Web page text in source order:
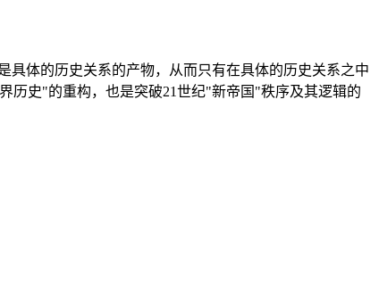
具体的历史关系的产物，从而只有在具体的历史关系之中
历史"的重构，也是突破21世纪"新帝国"秩序及其逻辑的